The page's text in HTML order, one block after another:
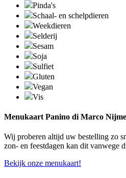
Pinda's
Schaal- en schelpdieren
Weekdieren
Selderij
Sesam
Soja
Sulfiet
Gluten
Vegan
Vis
Menukaart Panino di Marco
Wij proberen altijd uw bestelling zo
zon- en feestdagen kan dit vanwege
Bekijk onze menukaart!